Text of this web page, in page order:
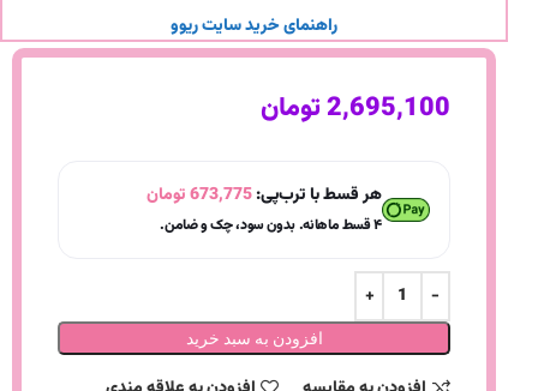
راهنمای خرید سایت ریوو
2,695,100تومان
هر قسط با ترب‌پی:673,775تومان
۴ قسط ماهانه. بدون سود، چک و ضامن.
افزودن به سبد خرید